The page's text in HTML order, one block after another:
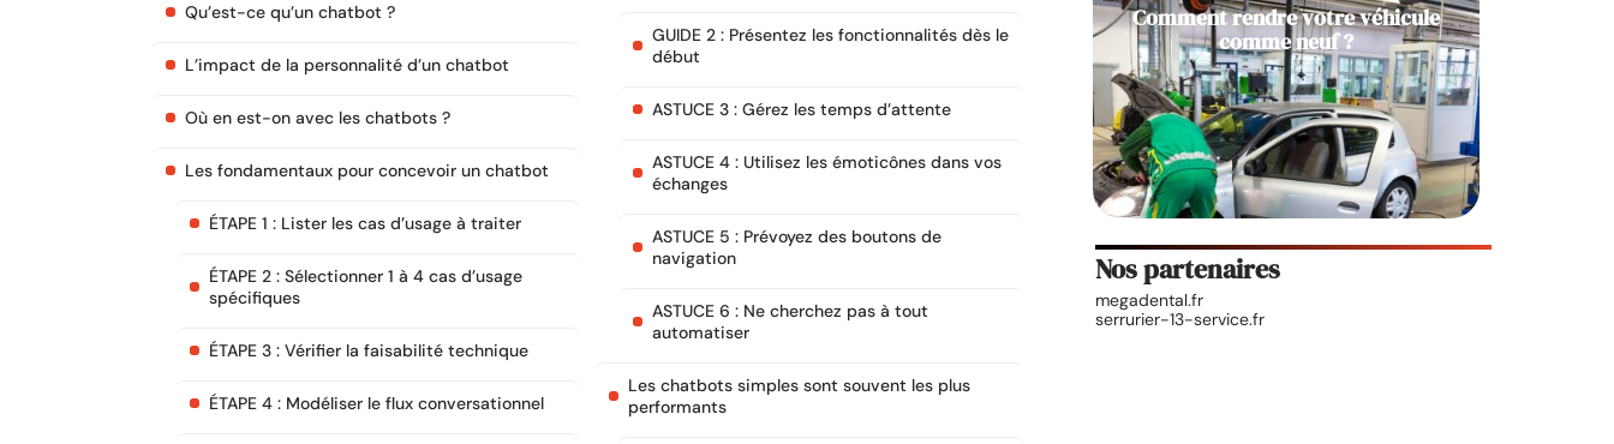
Qu’est-ce qu’un chatbot ?
L’impact de la personnalité d’un chatbot
Où en est-on avec les chatbots ?
Les fondamentaux pour concevoir un chatbot
ÉTAPE 1 : Lister les cas d’usage à traiter
ÉTAPE 2 : Sélectionner 1 à 4 cas d’usage
spécifiques
ÉTAPE 3 : Vérifier la faisabilité technique
ÉTAPE 4 : Modéliser le flux conversationnel
GUIDE 2 : Présentez les fonctionnalités dès le
début
ASTUCE 3 : Gérez les temps d’attente
ASTUCE 4 : Utilisez les émoticônes dans vos
échanges
ASTUCE 5 : Prévoyez des boutons de
navigation
ASTUCE 6 : Ne cherchez pas à tout
automatiser
Les chatbots simples sont souvent les plus
performants
Comment rendre votre véhicule
comme neuf ?
Nos partenaires
megadental.fr
serrurier-13-service.fr